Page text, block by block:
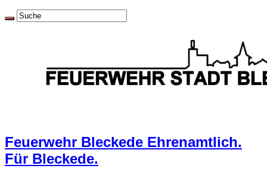
Feuerwehr Bleckede Ehrenamtlich.
Für Bleckede.